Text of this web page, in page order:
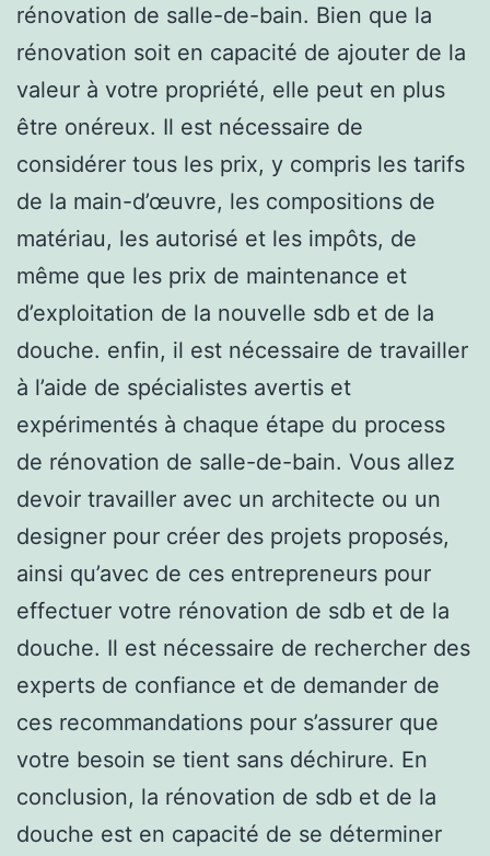
rénovation de salle-de-bain. Bien que la
rénovation soit en capacité de ajouter de la
valeur à votre propriété, elle peut en plus
être onéreux. Il est nécessaire de
considérer tous les prix, y compris les tarifs
de la main-d’œuvre, les compositions de
matériau, les autorisé et les impôts, de
même que les prix de maintenance et
d’exploitation de la nouvelle sdb et de la
douche. enfin, il est nécessaire de travailler
à l’aide de spécialistes avertis et
expérimentés à chaque étape du process
de rénovation de salle-de-bain. Vous allez
devoir travailler avec un architecte ou un
designer pour créer des projets proposés,
ainsi qu’avec de ces entrepreneurs pour
effectuer votre rénovation de sdb et de la
douche. Il est nécessaire de rechercher des
experts de confiance et de demander de
ces recommandations pour s’assurer que
votre besoin se tient sans déchirure. En
conclusion, la rénovation de sdb et de la
douche est en capacité de se déterminer